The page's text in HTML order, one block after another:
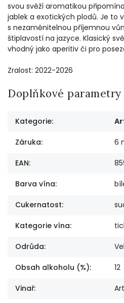
svou svěží aromatikou
jablek a exotických plodů. Je to
s nezaměnitelnou příjemnou
štiplavostí na jazyce. Klasický
vhodný jako aperitiv či pro
Zralost: 2022-2026
Doplňkové parametry
Kategorie:
Záruka: 6
EAN:
Barva vína:
Cukernatost:
Kategorie vína:
Odrůda:
Obsah alkoholu (%): 12
Vinař: